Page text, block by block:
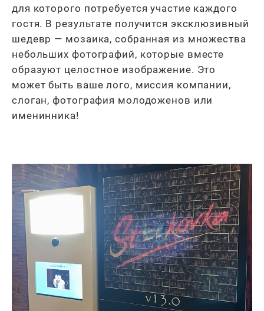
для которого потребуется участие каждого
гостя. В результате получится эксклюзивный
шедевр — мозаика, собранная из множества
небольших фотографий, которые вместе
образуют целостное изображение. Это
может быть ваше лого, миссия компании,
слоган, фотография молодоженов или
именинника!